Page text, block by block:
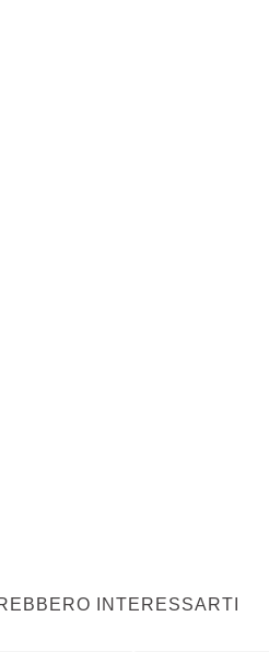
INTERESSARTI